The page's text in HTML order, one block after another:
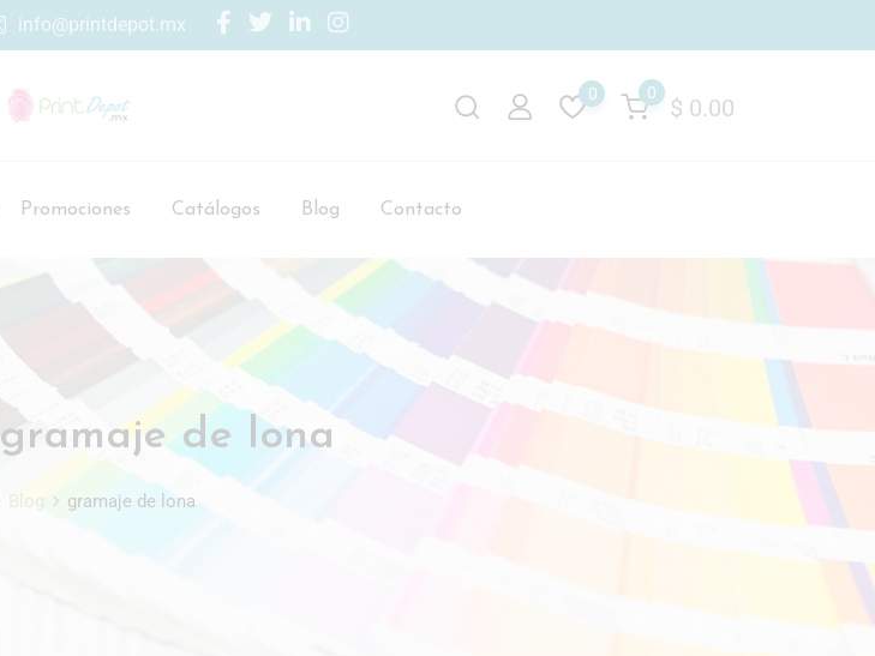
info@printdepot.mx
$ 0.00
0
0
Promociones Catálogos Blog Contacto
gramaje de lona
gramaje de lona